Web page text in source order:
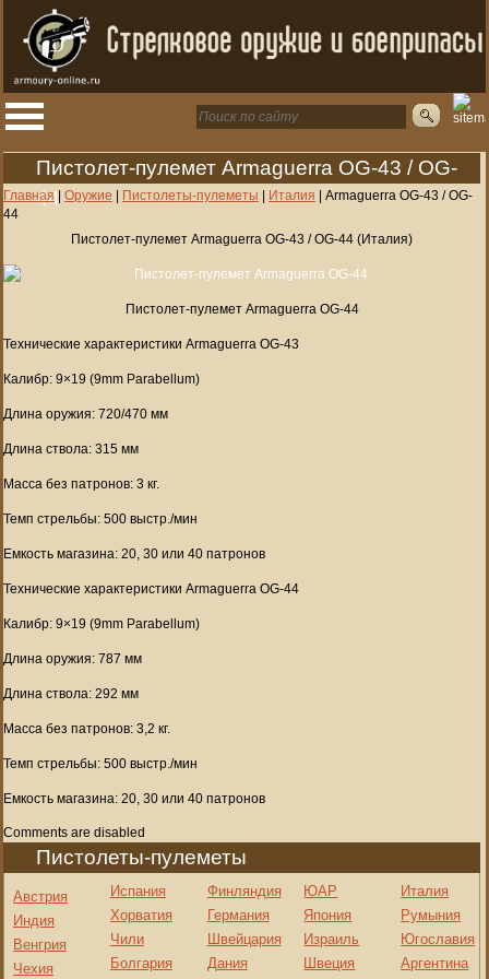
Пистолет-пулемет Armaguerra OG-43 / OG-
44
Главная| Оружие | Пистолеты-пулеметы | Италия | Armaguerra OG-43 / OG-
44
Пистолет-пулемет Armaguerra OG-43 / OG-44 (Италия)
Пистолет-пулемет Armaguerra OG-44
Технические характеристики Armaguerra OG-43
Калибр: 9×19 (9mm Parabellum)
Длина оружия: 720/470 мм
Длина ствола: 315 мм
Масса без патронов: 3 кг.
Темп стрельбы: 500 выстр./мин
Емкость магазина: 20, 30 или 40 патронов
Технические характеристики Armaguerra OG-44
Калибр: 9×19 (9mm Parabellum)
Длина оружия: 787 мм
Длина ствола: 292 мм
Масса без патронов: 3,2 кг.
Темп стрельбы: 500 выстр./мин
Емкость магазина: 20, 30 или 40 патронов
Comments are disabled
Пистолеты-пулеметы
Австрия
Индия
Венгрия
Чехия
Испания
Хорватия
Чили
Болгария
Финляндия
Германия
Швейцария
Дания
ЮАР
Япония
Израиль
Швеция
Италия
Румыния
Югославия
Аргентина